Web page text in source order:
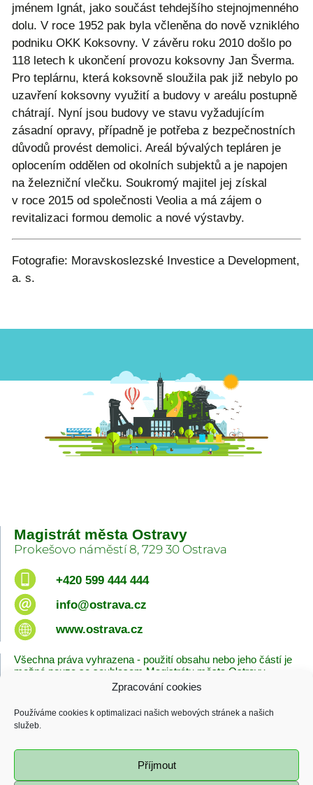
Zpracování cookies
Používáme cookies k optimalizaci našich webových stránek a našich
služeb.
Příjmout
jménem Ignát, jako součást tehdejšího stejnojmenného
dolu. V roce 1952 pak byla včleněna do nově vzniklého
podniku OKK Koksovny. V závěru roku 2010 došlo po
118 letech k ukončení provozu koksovny Jan Šverma.
Pro teplárnu, která koksovně sloužila pak již nebylo po
uzavření koksovny využití a budovy v areálu postupně
chátrají. Nyní jsou budovy ve stavu vyžadujícím
zásadní opravy, případně je potřeba z bezpečnostních
důvodů provést demolici. Areál bývalých tepláren je
oplocením oddělen od okolních subjektů a je napojen
na železniční vlečku. Soukromý majitel jej získal
v roce 2015 od společnosti Veolia a má zájem o
revitalizaci formou demolic a nové výstavby.
Fotografie: Moravskoslezské Investice a Development,
a. s.
Magistrát města Ostravy
Prokešovo náměstí 8, 729 30 Ostrava
+420 599 444 444
info@ostrava.cz
www.ostrava.cz
Všechna práva vyhrazena - použití obsahu nebo jeho částí je
možné pouze se souhlasem Magistrátu města Ostravy.
Zásady cookies
Poslední změna